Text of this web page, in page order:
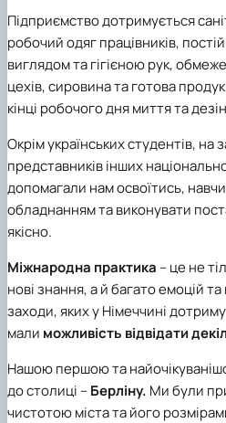
Підприємство дотримується
робочий одяг працівників,
виглядом та гігієною рук,
цехів, сировина та готова
кінці робочого дня миття та
Окрім українських студентів, на
представників інших
допомагали нам освоїтись,
обладнанням та виконувати
якісно.
Міжнародна практика – це не
нові знання, а й багато емоцій
заходи, яких у Німеччині
мали можливість відвідати
Нашою першою та
до столиці –Берліну. Ми були
чистотою міста та його